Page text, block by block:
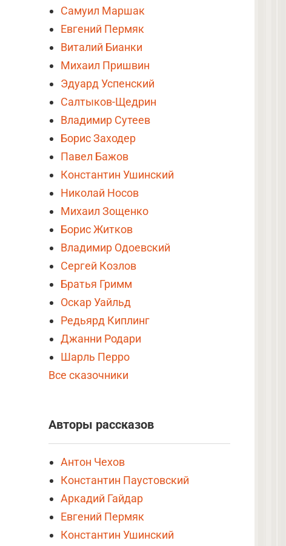
Самуил Маршак
Евгений Пермяк
Виталий Бианки
Михаил Пришвин
Эдуард Успенский
Салтыков-Щедрин
Владимир Сутеев
Борис Заходер
Павел Бажов
Константин Ушинский
Николай Носов
Михаил Зощенко
Борис Житков
Владимир Одоевский
Сергей Козлов
Братья Гримм
Оскар Уайльд
Редьярд Киплинг
Джанни Родари
Шарль Перро
Все сказочники
Авторы рассказов
Антон Чехов
Константин Паустовский
Аркадий Гайдар
Евгений Пермяк
Константин Ушинский